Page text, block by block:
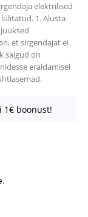
elektrilised
1. Alusta
et sirgendajat ei
salgud on
eraldamisel
1€ boonust!